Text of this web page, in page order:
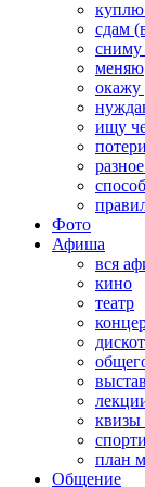
куплю
сдам
сниму
меняю
окажу
ищу
Фото
Афиша
вся
кино
театр
квизы
план
Общение